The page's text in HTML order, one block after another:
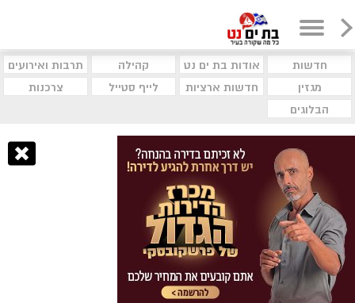
חדשות אודות בת ים נט קהילה
תרבות ואירועים
מגזין
חדשות ארציות לייף סטייל
צרכנות
הבלוגים